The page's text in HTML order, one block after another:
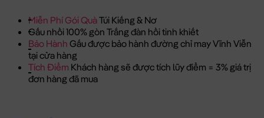
Miễn Phí Gói QuàTúi Kiếng & Nơ
Gấu nhồi 100% gòn Trắng đàn hồi tinh khiết
Bảo Hành Gấu được bảo hành đường chỉ may Vĩnh Viễn
tại cửa hàng
Tích Điểm Khách hàng sẽ được tích lũy điểm = 3% giá trị
đơn hàng đã mua